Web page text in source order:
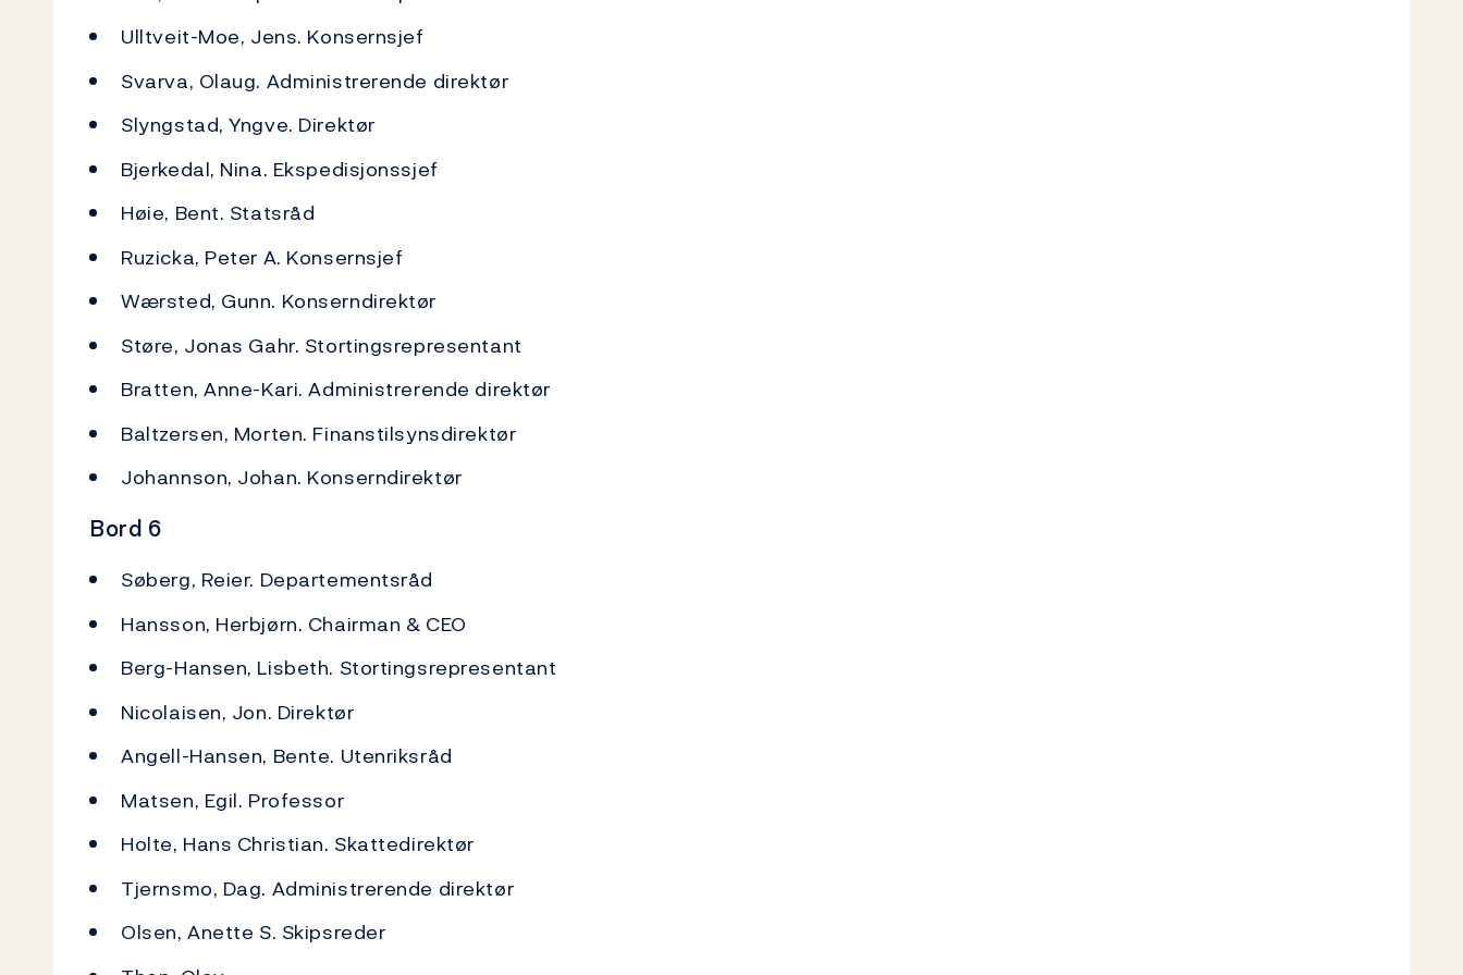
Ulltveit-Moe, Jens. Konsernsjef
Svarva, Olaug. Administrerende direktør
Slyngstad, Yngve. Direktør
Bjerkedal, Nina. Ekspedisjonssjef
Høie, Bent. Statsråd
Ruzicka, Peter A. Konsernsjef
Wærsted, Gunn. Konserndirektør
Støre, Jonas Gahr. Stortingsrepresentant
Bratten, Anne-Kari. Administrerende direktør
Baltzersen, Morten. Finanstilsynsdirektør
Johannson, Johan. Konserndirektør
Bord 6
Søberg, Reier. Departementsråd
Hansson, Herbjørn. Chairman & CEO
Berg-Hansen, Lisbeth. Stortingsrepresentant
Nicolaisen, Jon. Direktør
Angell-Hansen, Bente. Utenriksråd
Matsen, Egil. Professor
Holte, Hans Christian. Skattedirektør
Tjernsmo, Dag. Administrerende direktør
Olsen, Anette S. Skipsreder